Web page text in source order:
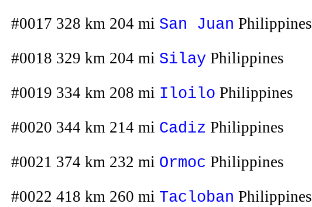
#0017 328 km 204 mi San Juan Philippines
#0018 329 km 204 mi SilayPhilippines
#0019 334 km 208 mi Iloilo Philippines
#0020 344 km 214 mi Cadiz Philippines
#0021 374 km 232 mi Ormoc Philippines
#0022 418 km 260 mi Tacloban Philippines